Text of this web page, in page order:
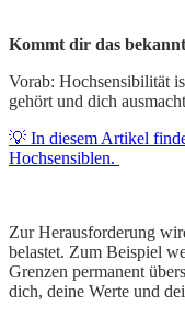
Kommt dir das
Vorab: Hochsensibilität
gehört und dich
💡 In diesem Artikel
Hochsensiblen.
Zur Herausforderung
belastet. Zum Beispiel
Grenzen permanent
dich, deine Werte und